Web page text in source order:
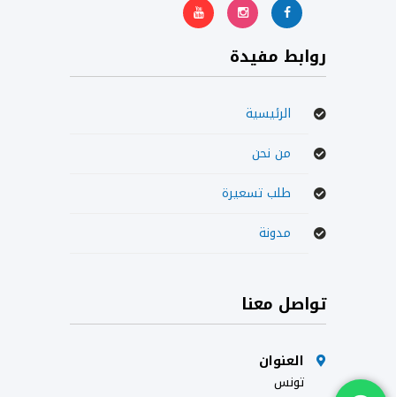
روابط مفيدة
الرئيسية
من نحن
طلب تسعيرة
مدونة
تواصل معنا
العنوان
تونس